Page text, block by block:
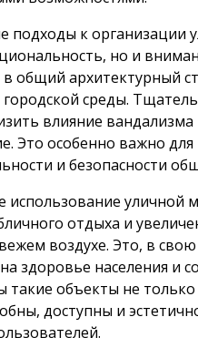
подходы к организации
но и
в общий архитектурный
городской среды.
влияние
Это особенно важно
и безопасности
использование уличной
отдыха и
воздухе. Это, в
здоровье населения и
такие объекты не
доступны и